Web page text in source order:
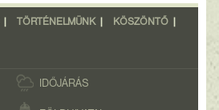
TÖRTÉNELMÜNK KÖSZÖNTŐ
IDŐJÁRÁS